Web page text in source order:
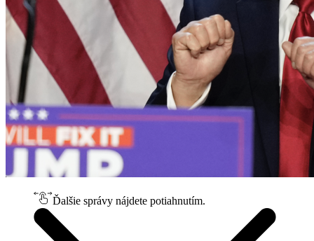
Ďalšie správy nájdete potiahnutím.